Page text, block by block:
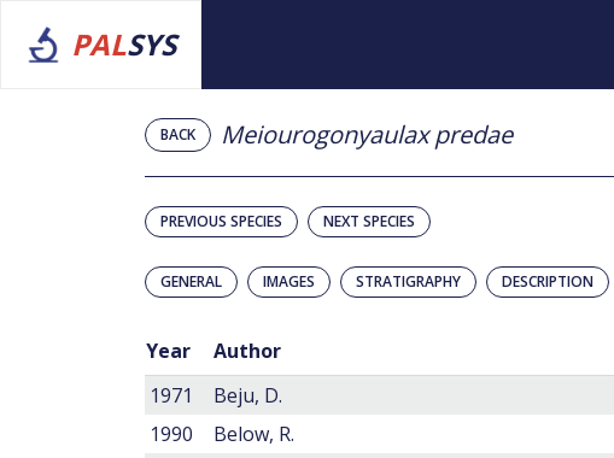
PALSYS
BACK Meiourogonyaulax predae
PREVIOUS SPECIES NEXT SPECIES
GENERAL IMAGES STRATIGRAPHY DESCRIPTION
Year Author
1971
Beju, D.
1990
Below, R.